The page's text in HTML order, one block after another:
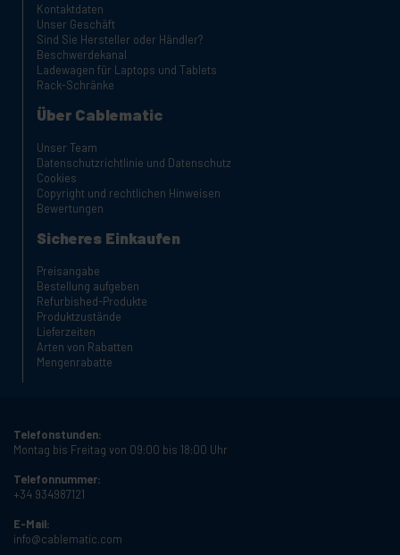
Kontaktdaten
Unser Geschäft
Sind Sie Hersteller oder Händler?
Beschwerdekanal
Ladewagen für Laptops und Tablets
Rack-Schränke
Über Cablematic
Unser Team
Datenschutzrichtlinie und Datenschutz
Cookies
Copyright und rechtlichen Hinweisen
Bewertungen
Sicheres Einkaufen
Preisangabe
Bestellung aufgeben
Refurbished-Produkte
Produktzustände
Lieferzeiten
Arten von Rabatten
Mengenrabatte
Telefonstunden:
Montag bis Freitag von 09:00 bis 18:00 Uhr
Telefonnummer:
+34 934987121
E-Mail:
info@cablematic.com